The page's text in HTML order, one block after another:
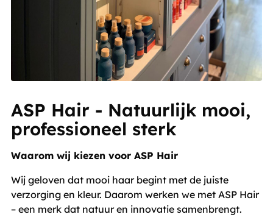
ASP Hair - Natuurlijk mooi,
professioneel sterk
Waarom wij kiezen voor ASP Hair
Wij geloven dat mooi haar begint met de juiste
verzorging en kleur. Daarom werken we met ASP Hair
– een merk dat natuur en innovatie samenbrengt.